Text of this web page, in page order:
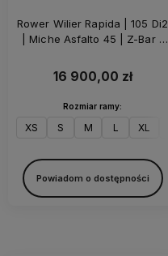
Rower Wilier Rapida | 105 Di2
| Miche Asfalto 45 | Z-Bar |
16 900,00 zł
Rozmiar ramy:
XS S M L XL
Powiadom o dostępności